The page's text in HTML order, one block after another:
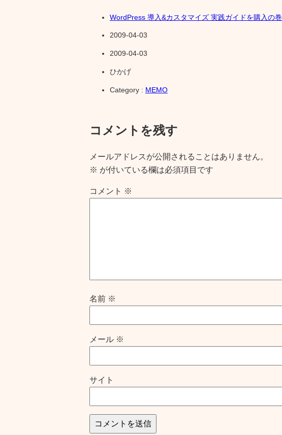
WordPress 導入&カスタマイズ 実践ガイドを購入の巻
2009-04-03
2009-04-03
ひかげ
Category : MEMO
コメントを残す
メールアドレスが公開されることはありません。
※ が付いている欄は必須項目です
コメント ※
名前 ※
メール ※
サイト